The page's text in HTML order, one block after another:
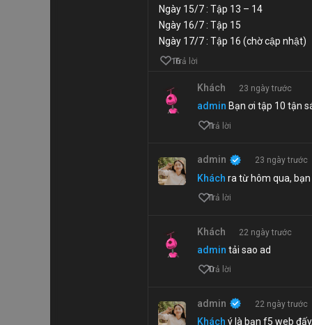
Ngày 15/7 : Tập 13 – 14
Ngày 16/7 : Tập 15
Ngày 17/7 : Tập 16 (chờ cập nhật)
16Trả lời
Khách 23 ngày trước
admin Bạn ơi tập 10 tận
1
Trả lời
admin 23 ngày trước
Khách ra từ hôm qua,
1
Trả lời
Khách 22 ngày trước
admin tải sao ad
0
Trả lời
admin 22 ngày trước
Khách ý là bạn f5 web